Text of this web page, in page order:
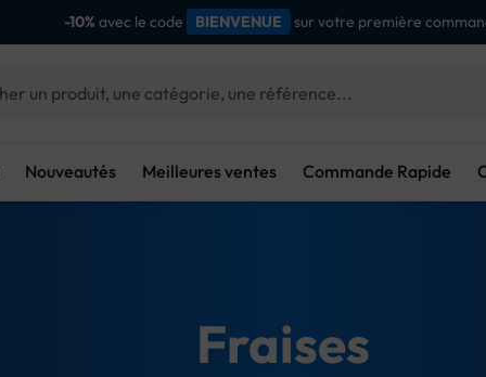
Livraison gratuitedès 100€ d'achat
Nouveautés Meilleures ventes Commande Rapide
Fraises